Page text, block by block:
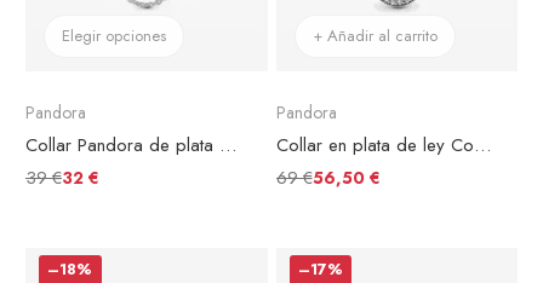
Elegir opciones
Pandora
Collar Pandora de plata de ley
39 €32 €
+ Añadir al carrito
Pandora
Collar en plata de ley Corazones de Pandora
69 €56,50 €
–18% –17%